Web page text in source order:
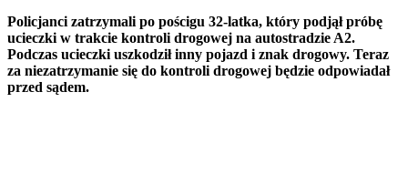
Policjanci zatrzymali po pościgu 32-latka, który podjął próbę
ucieczki w trakcie kontroli drogowej na autostradzie A2.
Podczas ucieczki uszkodził inny pojazd i znak drogowy. Teraz
za niezatrzymanie się do kontroli drogowej będzie odpowiadał
przed sądem.